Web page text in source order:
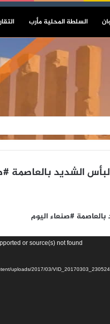
السلطة المحلية مأرب
الشديد بالعاصمة
#صنعاء اليوم
or source(s) not found